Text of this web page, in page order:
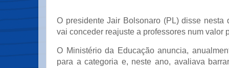
O presidente Jair Bolsonaro (PL) disse nesta
vai conceder reajuste a professores num valor
O Ministério da Educação anuncia,
para a categoria e, neste ano, avaliava